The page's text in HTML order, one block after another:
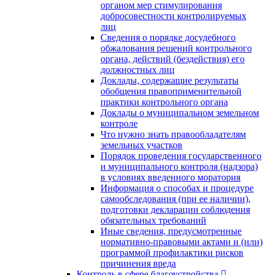
органом мер стимулирования
добросовестности контролируемых
лиц
Сведения о порядке досудебного
обжалования решений контрольного
органа, действий (бездействия) его
должностных лиц
Доклады, содержащие результаты
обобщения правоприменительной
практики контрольного органа
Доклады о муниципальном земельном
контроле
Что нужно знать правообладателям
земельных участков
Порядок проведения государственного
и муниципального контроля (надзора)
в условиях введенного моратория
Информация о способах и процедуре
самообследования (при ее наличии),
подготовки декларации соблюдения
обязательных требований
Иные сведения, предусмотренные
нормативно-правовыми актами и (или)
программой профилактики рисков
причинения вреда